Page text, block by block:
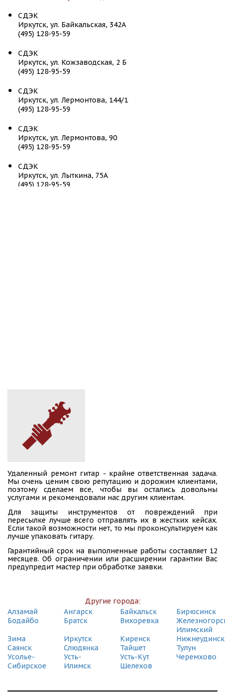
СДЭК
Иркутск, ул. Байкальская, 342А
(495) 128-95-59
СДЭК
Иркутск, ул. Кожзаводская, 2 Б
(495) 128-95-59
СДЭК
Иркутск, ул. Лермонтова, 144/1
(495) 128-95-59
СДЭК
Иркутск, ул. Лермонтова, 90
(495) 128-95-59
СДЭК
Иркутск, ул. Лыткина, 75А
(495) 128-95-59
СДЭК
Иркутск, ул. Станиславского, 1/2
(495) 128-95-59
СДЭК
Иркутск, Фурье, 5
(495) 128-95-59
Удаленный ремонт гитар - крайне ответственная задача.
Мы очень ценим свою репутацию и дорожим клиентами,
поэтому сделаем все, чтобы вы остались довольны
услугами и рекомендовали нас другим клиентам.
Для защиты инструментов от повреждений при
пересылке лучше всего отправлять их в жестких кейсах.
Если такой возможности нет, то мы проконсультируем как
лучше упаковать гитару.
Гарантийный срок на выполненные работы составляет 12
месяцев. Об ограничении или расширении гарантии Вас
предупредит мастер при обработке заявки.
Другие города:
Алзамай
Ангарск Байкальск
Бирюсинск
Бодайбо
Братск Вихоревка
Илимский
Зима
Иркутск Киренск
Нижнеудинск
Саянск
Слюдянка Тайшет
Тулун
Усолье-
Сибирское
Усть-
Илимск
Усть-Кут
Черемхово
Шелехов